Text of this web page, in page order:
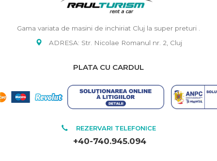
Gama variata de masini de inchiriat Cluj la super preturi .
ADRESA: Str. Nicolae Romanul nr. 2, Cluj
PLATA CU CARDUL
REZERVARI TELEFONICE
+40-740.945.094